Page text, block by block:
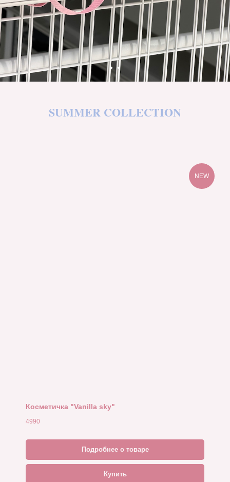
SUMMER COLLECTION
NEW
Косметичка "Vanilla sky"
4990
Подробнее о товаре
Купить